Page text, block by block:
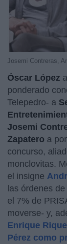
Josemi Contreras,
Óscar López
ponderado
Telepedro- a
Josemi
Zapatero a
concurso,
monclovitas.
el insigne
las órdenes
el 7% de
moverse- y,
Enrique
Pérez como